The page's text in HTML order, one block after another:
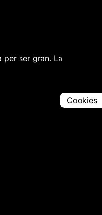
per ser gran. La
Cookies